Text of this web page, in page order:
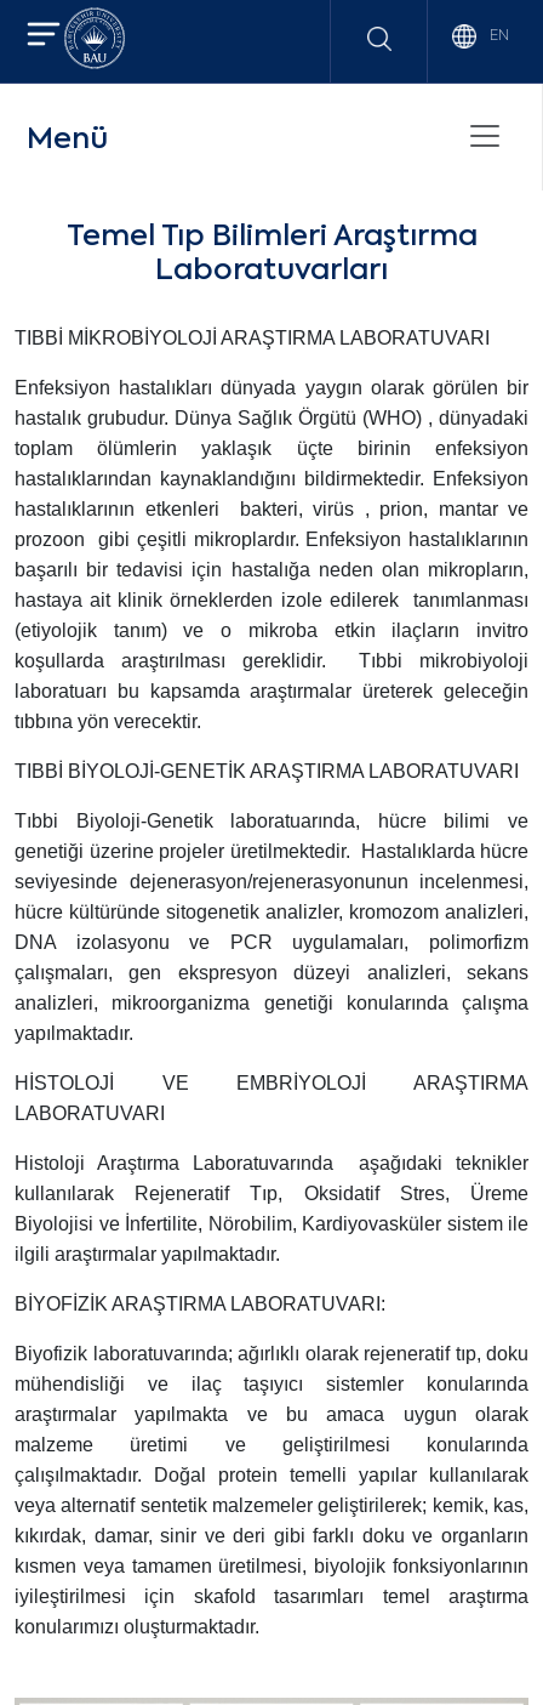
EN
Menü
Temel Tıp Bilimleri Araştırma
Laboratuvarları
TIBBİ MİKROBİYOLOJİ ARAŞTIRMA LABORATUVARI
Enfeksiyon hastalıkları dünyada yaygın olarak görülen bir
hastalık grubudur. Dünya Sağlık Örgütü (WHO) , dünyadaki
toplam ölümlerin yaklaşık üçte birinin enfeksiyon
hastalıklarından kaynaklandığını bildirmektedir. Enfeksiyon
hastalıklarının etkenleri bakteri, virüs , prion, mantar ve
prozoon gibi çeşitli mikroplardır. Enfeksiyon hastalıklarının
başarılı bir tedavisi için hastalığa neden olan mikropların,
hastaya ait klinik örneklerden izole edilerek tanımlanması
(etiyolojik tanım) ve o mikroba etkin ilaçların invitro
koşullarda araştırılması gereklidir. Tıbbi mikrobiyoloji
laboratuarı bu kapsamda araştırmalar üreterek geleceğin
tıbbına yön verecektir.
TIBBİ BİYOLOJİ-GENETİK ARAŞTIRMA LABORATUVARI
Tıbbi Biyoloji-Genetik laboratuarında, hücre bilimi ve
genetiği üzerine projeler üretilmektedir. Hastalıklarda hücre
seviyesinde dejenerasyon/rejenerasyonunun incelenmesi,
hücre kültüründe sitogenetik analizler, kromozom analizleri,
DNA izolasyonu ve PCR uygulamaları, polimorfizm
çalışmaları, gen ekspresyon düzeyi analizleri, sekans
analizleri, mikroorganizma genetiği konularında çalışma
yapılmaktadır.
HİSTOLOJİ VE EMBRİYOLOJİ ARAŞTIRMA
LABORATUVARI
Histoloji Araştırma Laboratuvarında aşağıdaki teknikler
kullanılarak Rejeneratif Tıp, Oksidatif Stres, Üreme
Biyolojisi ve İnfertilite, Nörobilim, Kardiyovasküler sistem ile
ilgili araştırmalar yapılmaktadır.
BİYOFİZİK ARAŞTIRMA LABORATUVARI:
Biyofizik laboratuvarında; ağırlıklı olarak rejeneratif tıp, doku
mühendisliği ve ilaç taşıyıcı sistemler konularında
araştırmalar yapılmakta ve bu amaca uygun olarak
malzeme üretimi ve geliştirilmesi konularında
çalışılmaktadır. Doğal protein temelli yapılar kullanılarak
veya alternatif sentetik malzemeler geliştirilerek; kemik, kas,
kıkırdak, damar, sinir ve deri gibi farklı doku ve organların
kısmen veya tamamen üretilmesi, biyolojik fonksiyonlarının
iyileştirilmesi için skafold tasarımları temel araştırma
konularımızı oluşturmaktadır.